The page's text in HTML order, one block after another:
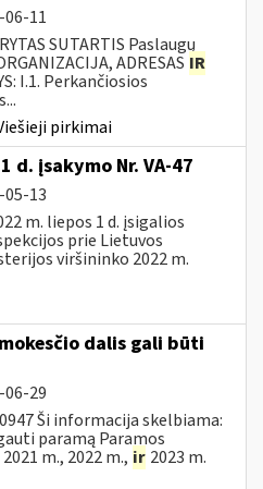
06-11
SUTARTIS Paslaugų
ADRESAS IR
I.1. Perkančiosios
pirkimai
d. įsakymo Nr. VA-47
05-13
m. liepos 1 d. įsigalios
prie Lietuvos
viršininko 2022 m.
dalis gali būti
06-29
Ši informacija skelbiama:
paramą Paramos
m., 2022 m., ir 2023 m.